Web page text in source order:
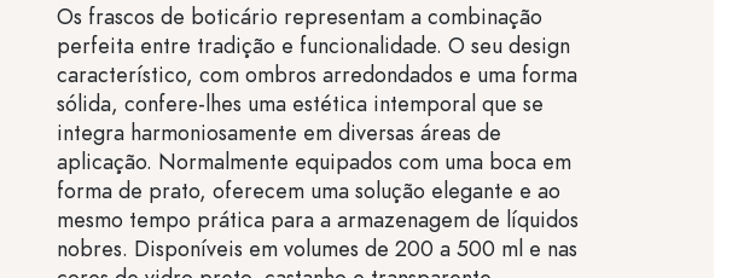
Os frascos de boticário representam a combinação
perfeita entre tradição e funcionalidade. O seu design
característico, com ombros arredondados e uma forma
sólida, confere-lhes uma estética intemporal que se
integra harmoniosamente em diversas áreas de
aplicação. Normalmente equipados com uma boca em
forma de prato, oferecem uma solução elegante e ao
mesmo tempo prática para a armazenagem de líquidos
nobres. Disponíveis em volumes de 200 a 500 ml e nas